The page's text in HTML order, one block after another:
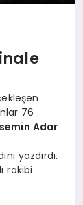
76
Adar
yazdırdı.
rakibi